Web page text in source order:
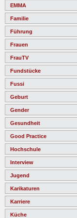
EMMA
Familie
Führung
Frauen
FrauTV
Fundstücke
Fussi
Geburt
Gender
Gesundheit
Good Practice
Hochschule
Interview
Jugend
Karikaturen
Karriere
Küche